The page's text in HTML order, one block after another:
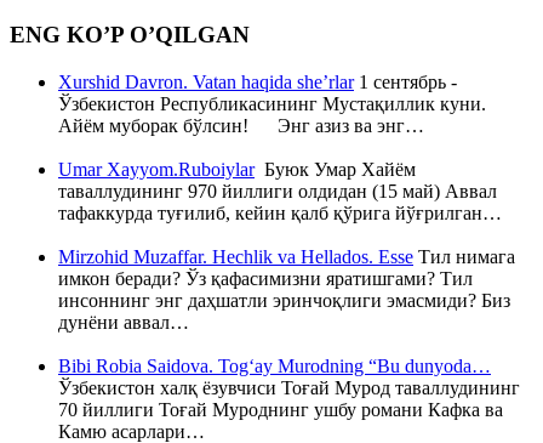
ENG KO’P O’QILGAN
Xurshid Davron. Vatan haqida she’rlar1 сентябрь -
Ўзбекистон Республикасининг Мустақиллик куни.
Айём муборак бўлсин! Энг азиз ва энг…
Umar Xayyom.RuboiylarБуюк Умар Хайём
таваллудининг 970 йиллиги олдидан (15 май) Аввал
тафаккурда туғилиб, кейин қалб қўрига йўғрилган…
Mirzohid Muzaffar. Hechlik va Hellados. Esse Тил нимага
имкон беради? Ўз қафасимизни яратишгами? Тил
инсоннинг энг даҳшатли эринчоқлиги эмасмиди? Биз
дунёни аввал…
Bibi Robia Saidova. Tog‘ay Murodning “Bu dunyoda…
Ўзбекистон халқ ёзувчиси Тоғай Мурод таваллудининг
70 йиллиги Тоғай Муроднинг ушбу романи Кафка ва
Камю асарлари…